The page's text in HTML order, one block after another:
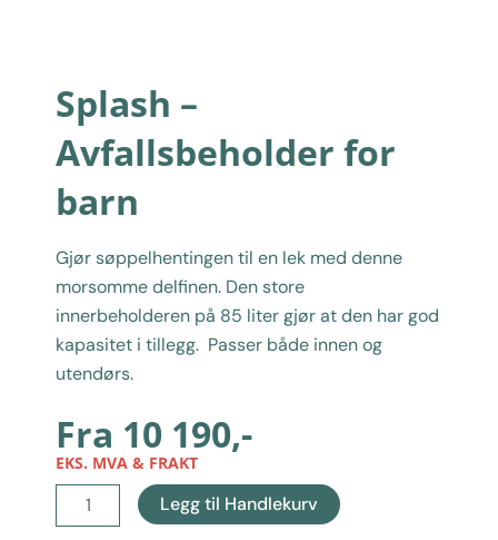
Splash –
Avfallsbeholder for
barn
Gjør søppelhentingen til en lek med denne
morsomme delfinen. Den store
innerbeholderen på 85 liter gjør at den har god
kapasitet i tillegg. Passer både innen og
utendørs.
Fra 10 190,-
EKS. MVA & FRAKT
Splash
-
Legg til Handlekurv